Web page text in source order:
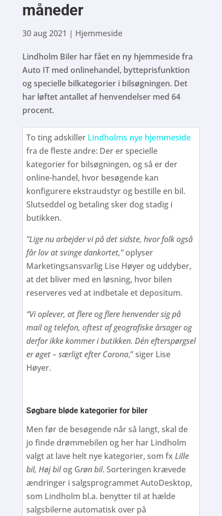
måneder
30 aug 2021 | Hjemmeside
Lindholm Biler har fået en ny hjemmeside fra
Auto IT med onlinehandel, bytteprisfunktion
og specielle bilkategorier i bilsøgningen. Det
har løftet antallet af henvendelser med 64
procent.
To ting adskiller Lindholms nye hjemmeside
fra de fleste andre: Der er specielle
kategorier for bilsøgningen, og så er der
online-handel, hvor besøgende kan
konfigurere ekstraudstyr og bestille en bil.
Slutseddel og betaling sker dog stadig i
butikken.
”Lige nu arbejder vi på det sidste, hvor folk også
får lov at svinge dankortet,”oplyser
Marketingsansvarlig Lise Høyer og uddyber,
at det bliver med en løsning, hvor bilen
reserveres ved at indbetale et depositum.
“Vi oplever, at flere og flere henvender sig på
mail og telefon, oftest af geografiske årsager og
derfor ikke kommer i butikken. Dén efterspørgsel
er øget – særligt efter Corona,” siger Lise
Høyer.
Søgbare bløde kategorier for biler
Men før de besøgende når så langt, skal de
jo finde drømmebilen og her har Lindholm
valgt at lave helt nye kategorier, som fx Lille
bil, Høj bilog Grøn bil. Sorteringen krævede
ændringer i salgsprogrammet AutoDesktop,
som Lindholm bl.a. benytter til at hælde
salgsbilerne automatisk over på